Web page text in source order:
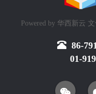
Powered by 华西新云
86-
01-